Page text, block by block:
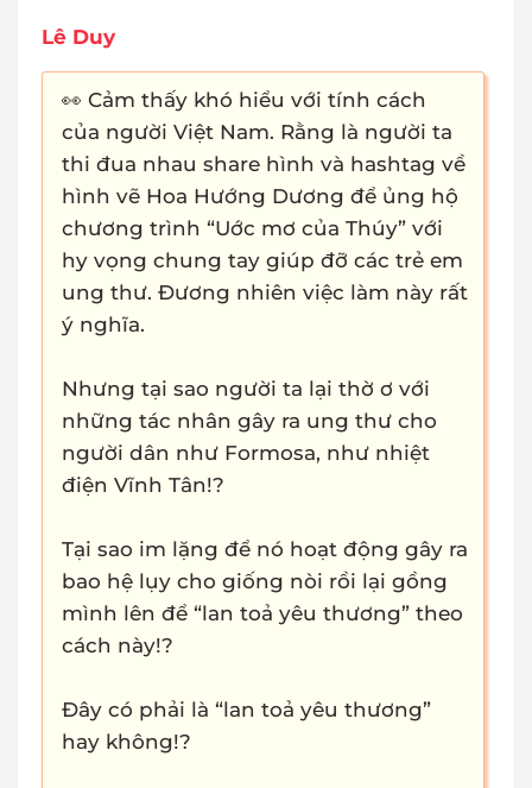
Lê Duy
👀 Cảm thấy khó hiểu với tính cách
của người Việt Nam. Rằng là người ta
thi đua nhau share hình và hashtag về
hình vẽ Hoa Hướng Dương để ủng hộ
chương trình “Uớc mơ của Thúy” với
hy vọng chung tay giúp đỡ các trẻ em
ung thư. Đương nhiên việc làm này rất
ý nghĩa.
Nhưng tại sao người ta lại thờ ơ với
những tác nhân gây ra ung thư cho
người dân như Formosa, như nhiệt
điện Vĩnh Tân!?
Tại sao im lặng để nó hoạt động gây ra
bao hệ lụy cho giống nòi rồi lại gồng
mình lên để “lan toả yêu thương” theo
cách này!?
Đây có phải là “lan toả yêu thương”
hay không!?